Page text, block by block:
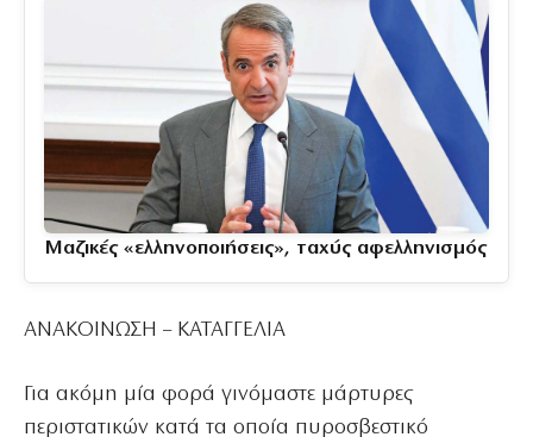
Μαζικές «ελληνοποιήσεις», ταχύς αφελληνισμός
ΑΝΑΚΟΙΝΩΣΗ – ΚΑΤΑΓΓΕΛΙΑ
Για ακόμη μία φορά γινόμαστε μάρτυρες
περιστατικών κατά τα οποία πυροσβεστικό